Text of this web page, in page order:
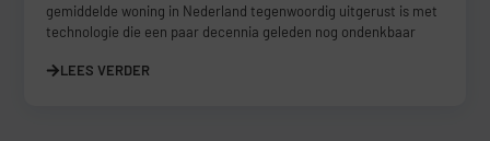
gemiddelde woning in Nederland tegenwoordig uitgerust is met
technologie die een paar decennia geleden nog ondenkbaar
LEES VERDER